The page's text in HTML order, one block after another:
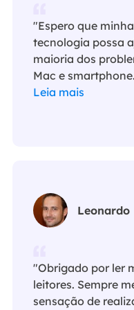
"Espero que
tecnologia possa
maioria dos
Mac e
Leia mais
Leonardo
"Obrigado por ler
leitores. Sempre
sensação de